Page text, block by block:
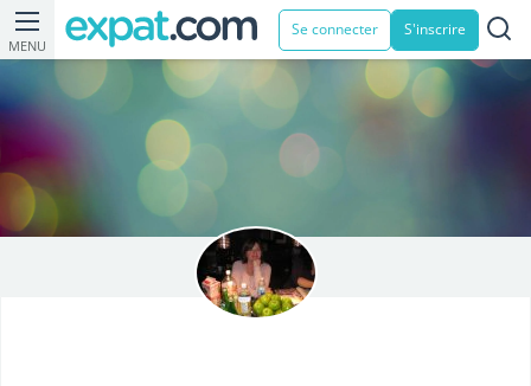
MENU
Se connecter S'inscrire